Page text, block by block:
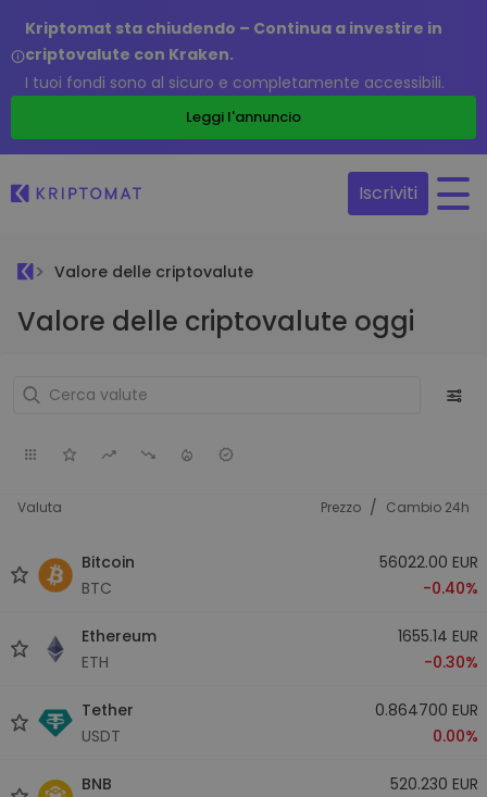
Kriptomat sta chiudendo – Continua a investire in
criptovalute con Kraken.
I tuoi fondi sono al sicuro e completamente accessibili.
Leggi l'annuncio
Iscriviti
Valore delle criptovalute
Valore delle criptovalute oggi
Valuta Prezzo / Cambio 24h
Bitcoin
BTC
56022.00 EUR
-0.40%
Ethereum
ETH
1655.14 EUR
-0.30%
Tether
USDT
0.864700 EUR
0.00%
BNB
520.230 EUR